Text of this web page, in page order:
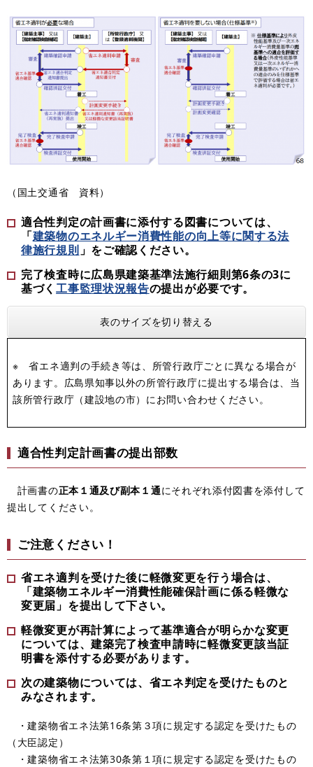
（国土交通省 資料）
適合性判定の計画書に添付する図書については、
「建築物のエネルギー消費性能の向上等に関する法
律施行規則 」をご確認ください。
完了検査時に広島県建築基準法施行細則第6条の3に
基づく工事監理状況報告の提出が必要です。
表のサイズを切り替える
※ 省エネ適判の手続き等は、所管行政庁ごとに異なる場合が
あります。広島県知事以外の所管行政庁に提出する場合は、当
該所管行政庁（建設地の市）にお問い合わせください。
適合性判定計画書の提出部数
計画書の正本１通及び副本１通にそれぞれ添付図書を添付して
提出してください。
ご注意ください！
省エネ適判を受けた後に軽微変更を行う場合は、
「建築物エネルギー消費性能確保計画に係る軽微な
変更届」を提出して下さい。
軽微変更が再計算によって基準適合が明らかな変更
については、建築完了検査申請時に軽微変更該当証
明書を添付する必要があります。
次の建築物については、省エネ判定を受けたものと
みなされます。
・建築物省エネ法第16条第３項に規定する認定を受けたもの
（大臣認定）
・建築物省エネ法第30条第１項に規定する認定を受けたもの